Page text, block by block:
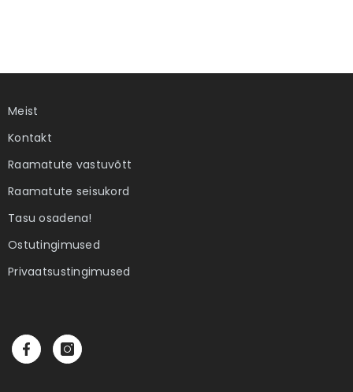
Meist
Kontakt
Raamatute vastuvõtt
Raamatute seisukord
Tasu osadena!
Ostutingimused
Privaatsustingimused